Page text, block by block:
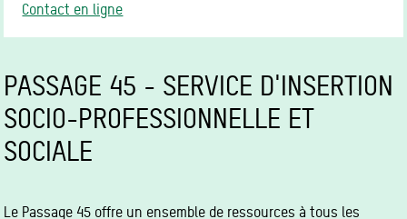
Contact en ligne
PASSAGE 45 - SERVICE D'INSERTION
SOCIO-PROFESSIONNELLE ET
SOCIALE
Le Passage 45 offre un ensemble de ressources à tous les